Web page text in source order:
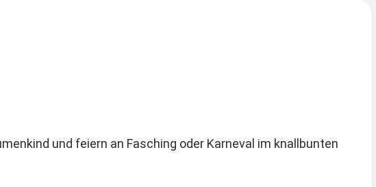
und feiern an Fasching oder Karneval im knallbunten